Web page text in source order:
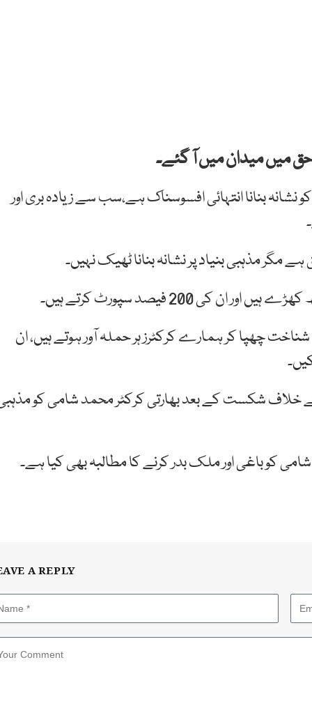
میں میدان میں آ گئے۔
بنانا انتہائی افسوسناک ہے،سب سے زیادہ بری اور
مگر مذہبی بنیاد پر نشانہ بنانا ٹھیک نہیں۔
200 فیصد سپورٹ کرتے ہیں۔
چھپا کر ہمارے کرکٹرز ہر حملہ آور ہوتے ہیں، ان
خلاف شکست کے بعد بھارتی کرکٹر محمد شامی کو
کو باغی اور ملک بدر کرنے کا مطالبہ بھی کیا ہے۔
A REPLY